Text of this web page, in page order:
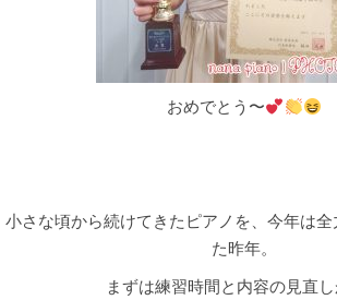
おめでとう〜
小さな頃から続けてきたピアノを、今年は全
た昨年。
まずは練習時間と内容の見直し